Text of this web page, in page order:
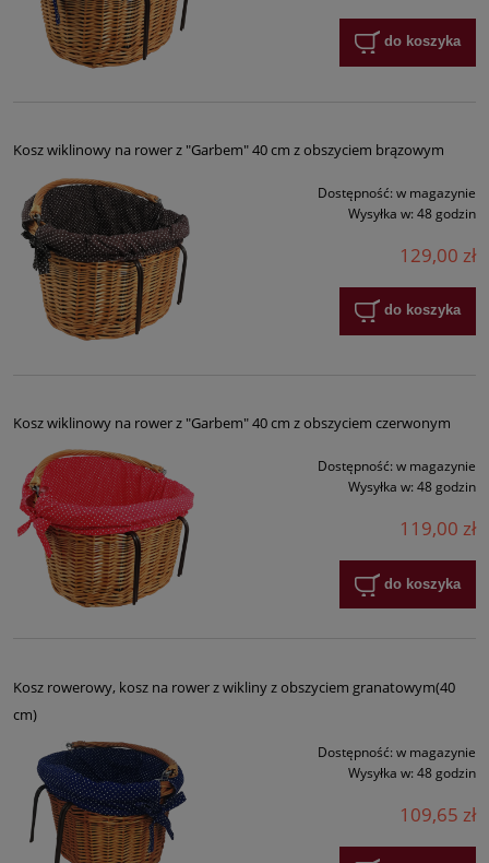
do koszyka
Kosz wiklinowy na rower z "Garbem" 40 cm z obszyciem brązowym
Dostępność: w magazynie
Wysyłka w: 48 godzin
129,00 zł
do koszyka
Kosz wiklinowy na rower z "Garbem" 40 cm z obszyciem czerwonym
Dostępność: w magazynie
Wysyłka w: 48 godzin
119,00 zł
do koszyka
Kosz rowerowy, kosz na rower z wikliny z obszyciem granatowym(40
cm)
Dostępność: w magazynie
Wysyłka w: 48 godzin
109,65 zł